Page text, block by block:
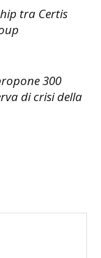
tra Certis
300
di crisi della